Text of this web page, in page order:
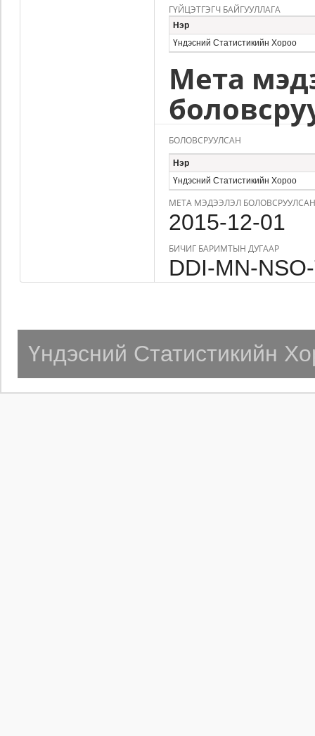
ГҮЙЦЭТГЭГЧ БАЙГУУЛЛАГА
Нэр
Үндэсний Статистикийн Хороо
Мета
БОЛОВСРУУЛСАН
Нэр
Үндэсний Статистикийн Хороо
МЕТА МЭДЭЭЛЭЛ
2015-12-01
БИЧИГ БАРИМТЫН ДУГААР
DDI-MN-
Үндэсний Статистикийн